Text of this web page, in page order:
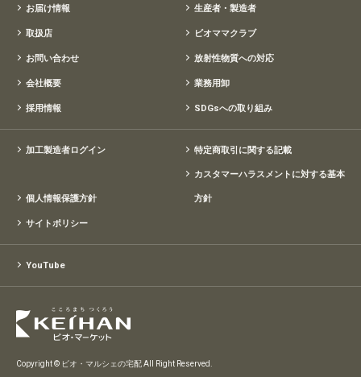
お届け情報 生産者・製造者
取扱店 ビオママクラブ
お問い合わせ 放射性物質への対応
会社概要 業務用卸
採用情報 SDGsへの取り組み
加工製造者ログイン 特定商取引に関する記載
個人情報保護方針
カスタマーハラスメントに対する基本
方針
サイトポリシー
YouTube
Copyright © ビオ・マルシェの宅配 All Right Reserved.